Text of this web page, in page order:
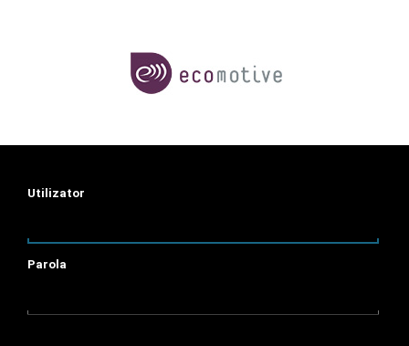
Utilizator
Parola